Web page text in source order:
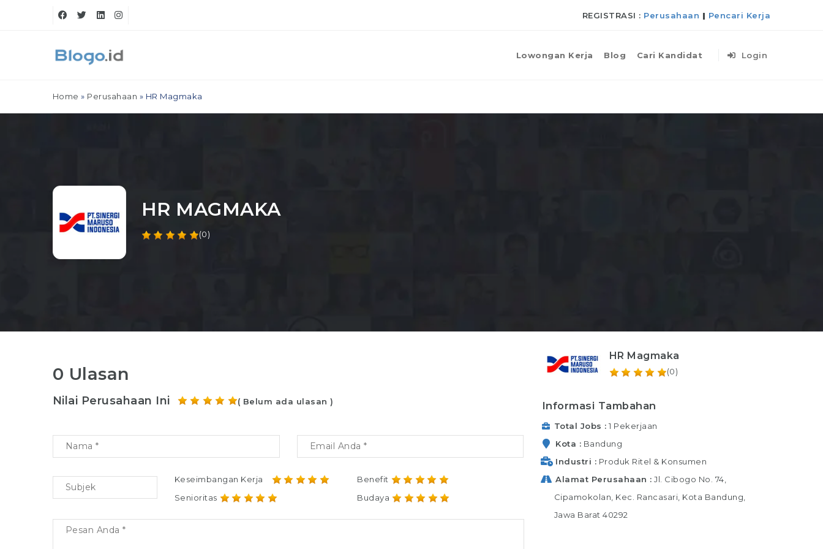
REGISTRASI : Perusahaan | Pencari Kerja
Lowongan Kerja Blog Cari Kandidat Login
Home » Perusahaan » HR Magmaka
HR MAGMAKA
(0)
0 Ulasan
Nilai Perusahaan Ini ( Belum ada ulasan )
Keseimbangan Kerja
Benefit
Senioritas
Budaya
HR Magmaka
(0)
Informasi Tambahan
Total Jobs
1 Pekerjaan
Kota
Bandung
Industri
Produk Ritel & Konsumen
Alamat Perusahaan
Jl. Cibogo No. 74,
Cipamokolan, Kec. Rancasari, Kota Bandung,
Jawa Barat 40292